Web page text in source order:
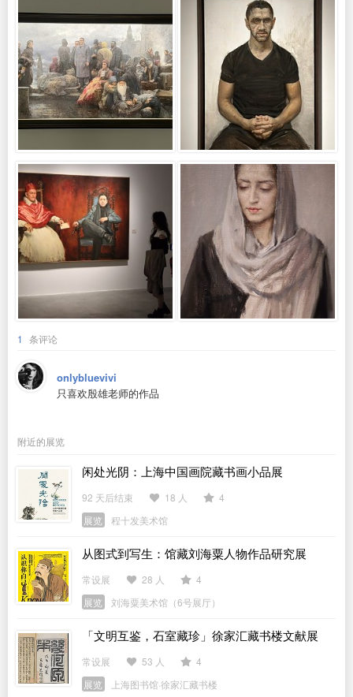
1 条评论
onlybluevivi
只喜欢殷雄老师的作品
附近的展览
闲处光阴：上海中国画院藏书画小品展
92 天后结束 18 人
4
展览
程十发美术馆
从图式到写生：馆藏刘海粟人物作品研究展
常设展 28 人
4
展览
刘海粟美术馆（6号展厅）
「文明互鉴，石室藏珍」徐家汇藏书楼文献展
常设展 53 人
4
展览
上海图书馆·徐家汇藏书楼